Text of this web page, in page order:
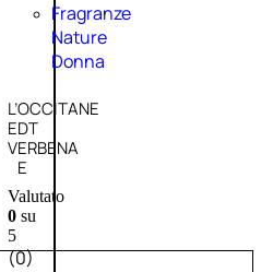
Fragranze
Nature
Donna
L’OCCITANE
EDT
VERBENA
E
Valutato
0su
5
(0)